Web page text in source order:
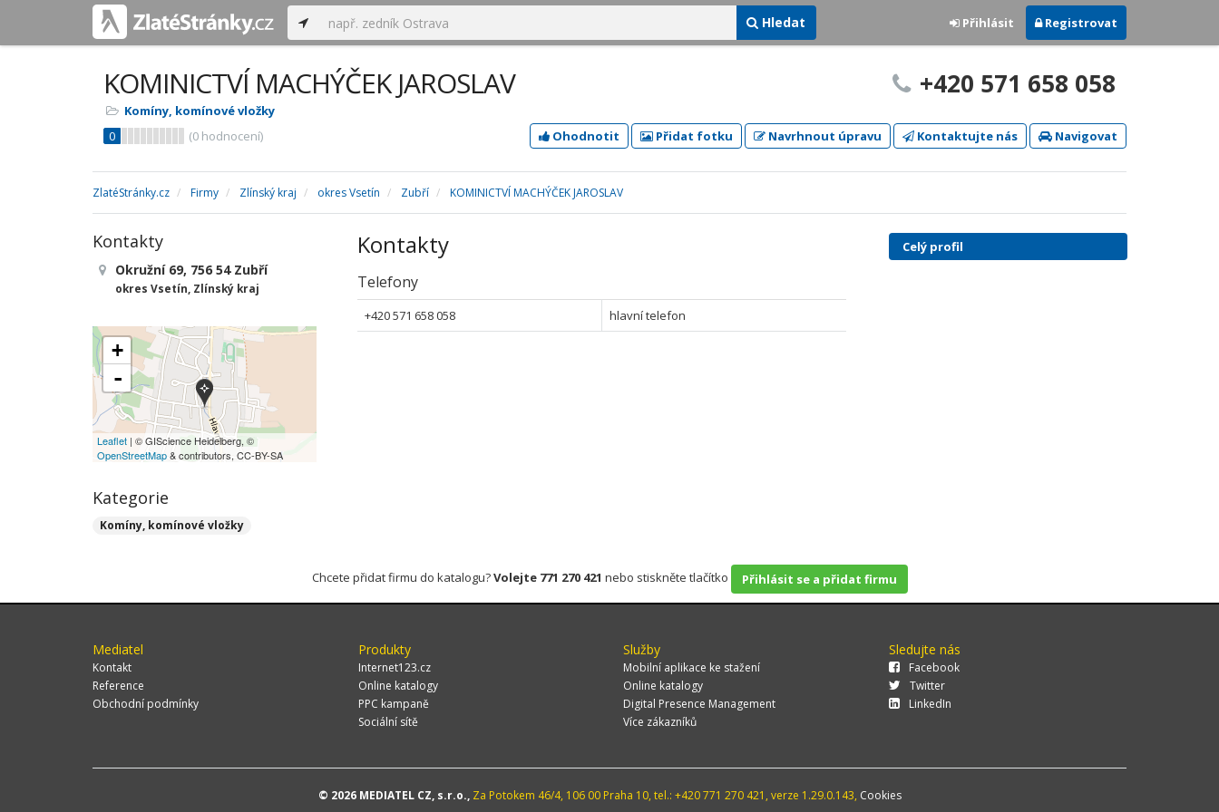
Hledat Přihlásit Registrovat
KOMINICTVÍ MACHÝČEK JAROSLAV
Komíny, komínové vložky
0
(0 hodnocení)
+420 571 658 058
Ohodnotit Přidat fotku Navrhnout úpravu Kontaktujte nás Navigovat
ZlatéStránky.cz Firmy Zlínský kraj okres Vsetín Zubří KOMINICTVÍ MACHÝČEK JAROSLAV
Kontakty
Telefony
+420 571 658 058 hlavní telefon
Kontakty
Okružní 69, 756 54 Zubří
okres Vsetín, Zlínský kraj
+
-
Leaflet | © GIScience Heidelberg, ©
OpenStreetMap& contributors, CC-BY-SA
Kategorie
Komíny, komínové vložky
Celý profil
Chcete přidat firmu do katalogu?Volejte 771 270 421 nebo stiskněte tlačítko Přihlásit se a přidat firmu
Mediatel
Kontakt
Reference
Obchodní podmínky
Produkty
Internet123.cz
Online katalogy
PPC kampaně
Sociální sítě
Služby
Mobilní aplikace ke stažení
Online katalogy
Digital Presence Management
Více zákazníků
Sledujte nás
Facebook
Twitter
LinkedIn
© 2026 MEDIATEL CZ, s.r.o.,Za Potokem 46/4, 106 00 Praha 10, tel.: +420 771 270 421, verze 1.29.0.143, Cookies